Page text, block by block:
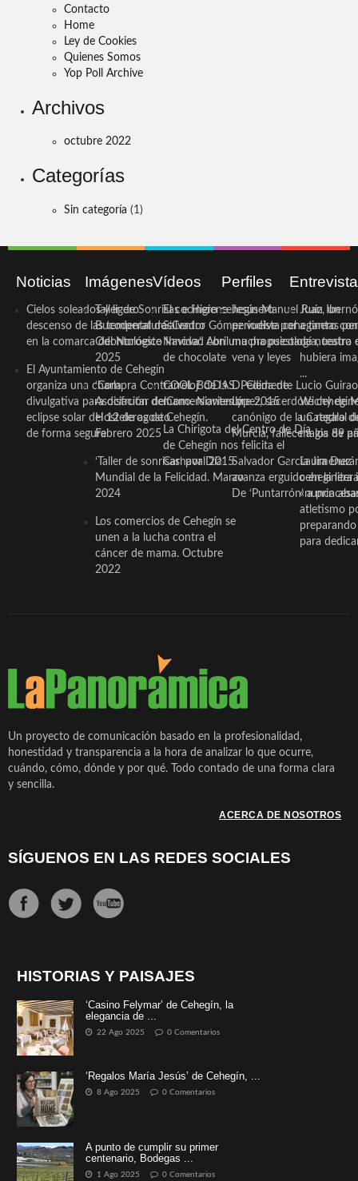
Contacto
Home
Ley de Cookies
Quienes Somos
Yop Poll Archive
Archivos
octubre 2022
Categorías
Sin categoría (1)
Noticias
Cielos soleados y ligero
descenso de las temperaturas
en la comarca del Noroeste
El Ayuntamiento de Cehegín
organiza una charla
divulgativa para disfrutar del
eclipse solar del 12 de agosto
de forma segura
Imágenes
Taller de Sonrisas e Higiene
Bucodental de ‘Centro
Odontológico Innova’. Abril
2025
‘Compra Contrarreloj’ de la
Asociación de Comerciantes y
Hosteleros de Cehegín.
Febrero 2025
‘Taller de sonrisas’ por Día
Mundial de la Felicidad. Marzo
2024
Los comercios de Cehegín se
unen a la lucha contra el
cáncer de mama. Octubre
2022
Vídeos
El cocinero ceheginero
Salvador Gómez vuelve por
Navidad con una propuesta
de chocolate
COOL BODAS. Pedida de
mano. Noviembre 2015
La Chirigota del Centro de Día
de Cehegín nos felicita el
Carnaval 2015
Perfiles
Jesús Manuel Ruiz, un
periodista ceheginero con
mucha psicología, teatro
vena y leyes
D. Clemente Lucio Guirao
López, sacerdote
canónigo de la Catedral
Murcia, fallece a los 89
Salvador García Jiménez
avanza erguido en la
De ‘Puntarrón’ a
Juan
a tantas
de nuestra
hubiera
...
Wichy de
un regalo
magia de
Laura
ceheginera
«nunca
atletismo
para
Un proyecto de comunicación basado en la profesionalidad,
honestidad y transparencia a la hora de analizar lo que ocurre,
cuándo, cómo, dónde y por qué. Todo contado de una forma clara
y sencilla.
ACERCA DE NOSOTROS
SÍGUENOS EN LAS REDES SOCIALES
HISTORIAS Y PAISAJES
‘Casino Felymar’ de Cehegín, la
elegancia de ...
22 Ago 2025 0 Comentarios
‘Regalos María Jesús’ de Cehegín, ...
8 Ago 2025 0 Comentarios
A punto de cumplir su primer
centenario, Bodegas ...
1 Ago 2025 0 Comentarios